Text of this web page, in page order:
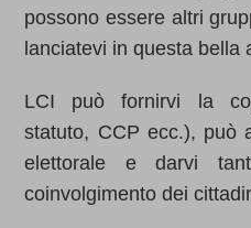
possono essere altri
lanciatevi in questa bella
LCI può fornirvi la
statuto, CCP ecc.), può
elettorale e darvi
coinvolgimento dei